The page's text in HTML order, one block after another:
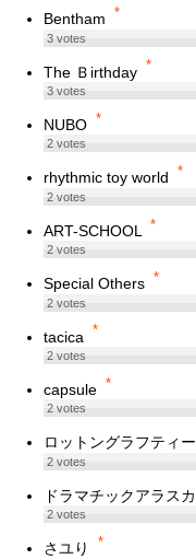
Bentham *
3votes
The Ｂirthday *
3votes
NUBO *
2votes
rhythmic toy world *
2votes
ART-SCHOOL *
2votes
Special Others *
2votes
tacica *
2votes
capsule *
2votes
ロットングラフティー
2votes
ドラマチックアラスカ
2votes
さユり *